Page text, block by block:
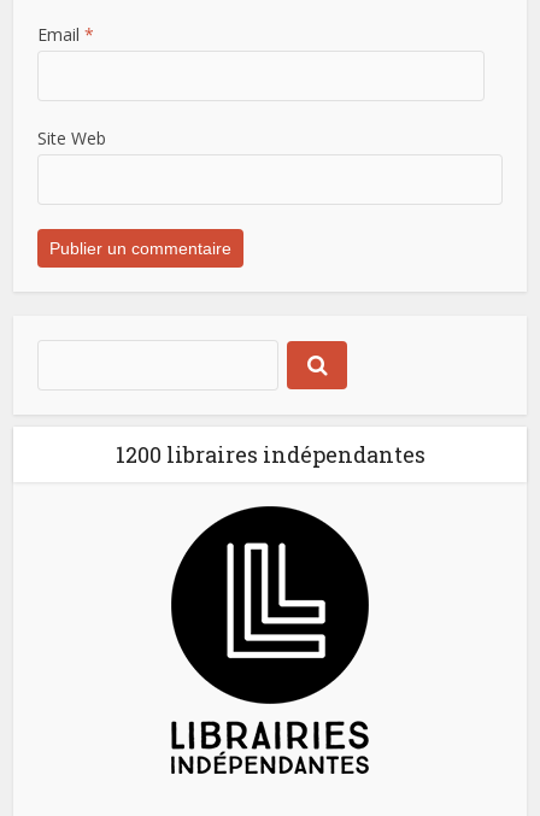
Email *
Site Web
1200 libraires indépendantes